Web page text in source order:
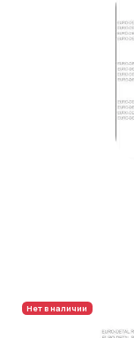
Нет в наличии